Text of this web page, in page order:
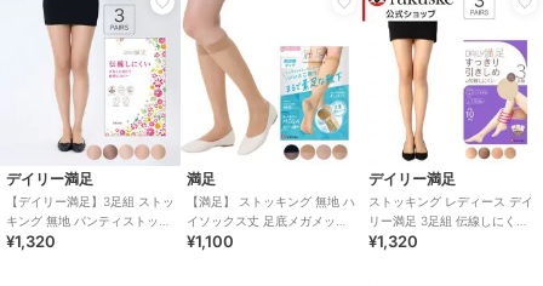
デイリー満足
【デイリー満足】3足組 ストッ
キング 無地 パンティストッキ
ング ゾッキ ノンラン設計 マチ
¥1,320
満足
【満足】 ストッキング 無地 ハ
イソックス丈 足底メガメッシ
ュ編み つま先かかと綿混
¥1,100
デイリー満足
ストッキング レディース デイ
リー満足 3足組 伝線しにくい
ノンラン設計 着圧 無地
¥1,320